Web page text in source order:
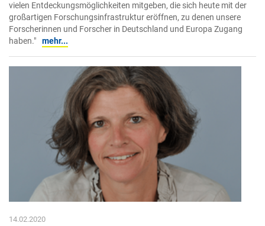
vielen Entdeckungsmöglichkeiten mitgeben, die sich heute mit der
großartigen Forschungsinfrastruktur eröffnen, zu denen unsere
Forscherinnen und Forscher in Deutschland und Europa Zugang
haben." mehr...
14.02.2020